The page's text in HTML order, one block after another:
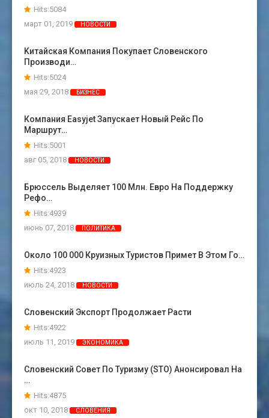
Hits:5084
март 01, 2019
НОВОСТИ
Kитайская Компания Покупает Словенского
Производи…
Hits:5024
мая 29, 2018
БИЗНЕС
Компания Easyjet Запускает Новый Рейс По
Маршрут…
Hits:5001
авг 05, 2018
НОВОСТИ
Брюссель Выделяет 100 Млн. Евро На Поддержку
Рефо…
Hits:4939
июнь 07, 2018
ПОЛИТИКА
Около 100 000 Круизных Туристов Примет В Этом Го…
Hits:4923
июль 24, 2018
НОВОСТИ
Словенский Экспорт Продолжает Расти
Hits:4922
июль 11, 2019
ЭКОНОМИКА
Словенский Совет По Туризму (STO) Анонсировал На
…
Hits:4875
окт 10, 2018
СЛОВЕНИЯ